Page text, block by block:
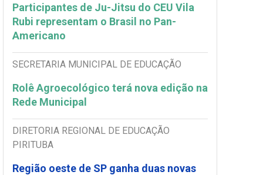
Participantes de Ju-Jitsu do CEU Vila
Rubi representam o Brasil no Pan-
Americano
SECRETARIA MUNICIPAL DE EDUCAÇÃO
Rolê Agroecológico terá nova edição na
Rede Municipal
DIRETORIA REGIONAL DE EDUCAÇÃO
PIRITUBA
Região oeste de SP ganha duas novas